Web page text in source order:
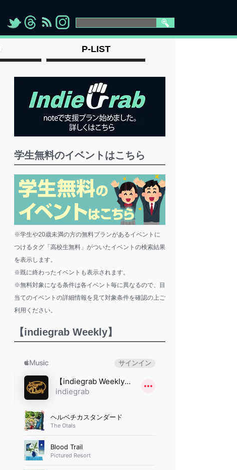
"> "> "> " >
P-LIST
学生無料のイベントはこちら
※学生や20歳未満の方の無料プランがあるイベントに
つけるタグ「高校生無料」がついたイベントの検索結果
を表示します。
※既に終わったイベントも表示されます。
※無料対象になる条件は各イベント毎に異なるので、目
当てのイベントの詳細情報を見て対象条件を確認の上ご
利用ください。
【indiegrab Weekly】